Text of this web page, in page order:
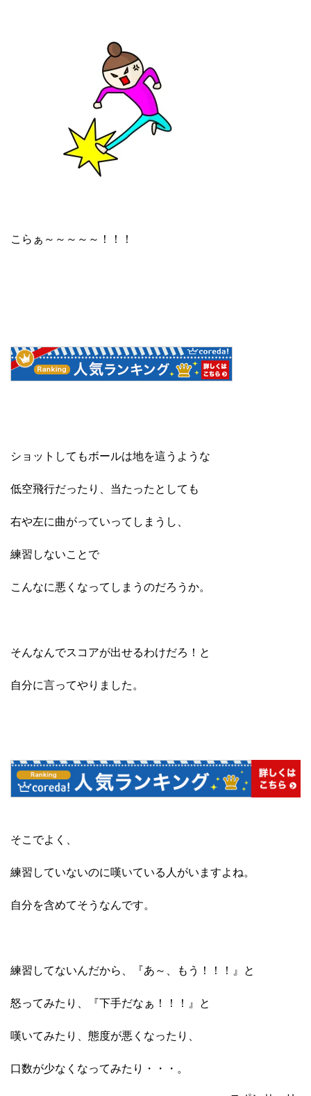
こらぁ～～～～～！！！
ショットしてもボールは地を這うような
低空飛行だったり、当たったとしても
右や左に曲がっていってしまうし、
練習しないことで
こんなに悪くなってしまうのだろうか。
そんなんでスコアが出せるわけだろ！と
自分に言ってやりました。
そこでよく、
練習していないのに嘆いている人がいますよね。
自分を含めてそうなんです。
練習してないんだから、『あ～、もう！！！』と
怒ってみたり、『下手だなぁ！！！』と
嘆いてみたり、態度が悪くなったり、
口数が少なくなってみたり・・・。